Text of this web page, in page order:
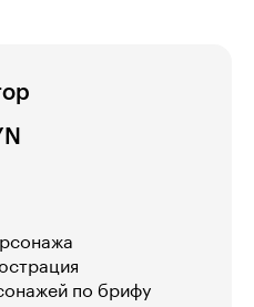
по брифу